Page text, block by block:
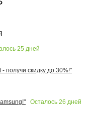
25 дней
получи скидку до 30%!"
Осталось 26 дней